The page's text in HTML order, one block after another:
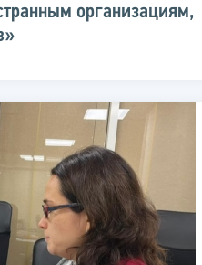
организациям,